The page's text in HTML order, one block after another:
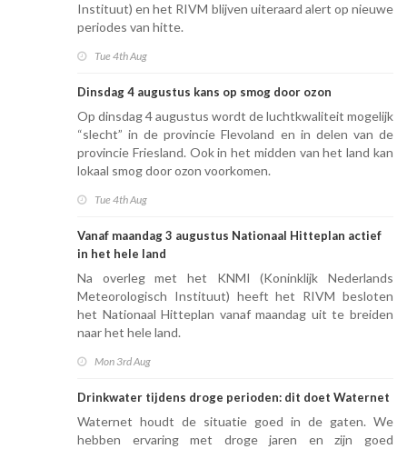
Instituut) en het RIVM blijven uiteraard alert op nieuwe
periodes van hitte.
Tue 4th Aug
Dinsdag 4 augustus kans op smog door ozon
Op dinsdag 4 augustus wordt de luchtkwaliteit mogelijk
“slecht” in de provincie Flevoland en in delen van de
provincie Friesland. Ook in het midden van het land kan
lokaal smog door ozon voorkomen.
Tue 4th Aug
Vanaf maandag 3 augustus Nationaal Hitteplan actief
in het hele land
Na overleg met het KNMI (Koninklijk Nederlands
Meteorologisch Instituut) heeft het RIVM besloten
het Nationaal Hitteplan vanaf maandag uit te breiden
naar het hele land.
Mon 3rd Aug
Drinkwater tijdens droge perioden: dit doet Waternet
Waternet houdt de situatie goed in de gaten. We
hebben ervaring met droge jaren en zijn goed